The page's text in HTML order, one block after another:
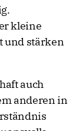
kleine
und stärken
auch
anderen in